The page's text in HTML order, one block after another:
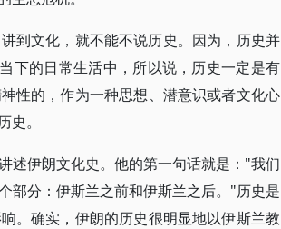
到文化，就不能不说历史。因为，历史并
下的日常生活中，所以说，历史一定是有
性的，作为一种思想、潜意识或者文化心
。
述伊朗文化史。他的第一句话就是："我们
部分：伊斯兰之前和伊斯兰之后。"历史是
。确实，伊朗的历史很明显地以伊斯兰教